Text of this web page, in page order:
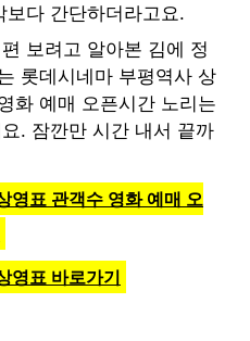
다 간단하더라고요.
보려고 알아본 김에 정
롯데시네마 부평역사 상
화 예매 오픈시간 노리는
. 잠깐만 시간 내서 끝까
영표 관객수 영화 예매 오
영표 바로가기